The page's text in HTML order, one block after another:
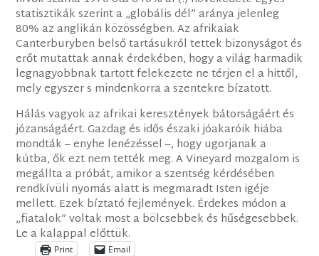
statisztikák szerint a „globális dél” aránya jelenleg
80% az anglikán közösségben. Az afrikaiak
Canterburyben belső tartásukról tettek bizonyságot és
erőt mutattak annak érdekében, hogy a világ harmadik
legnagyobbnak tartott felekezete ne térjen el a hittől,
mely egyszer s mindenkorra a szentekre bízatott.
Hálás vagyok az afrikai keresztények bátorságáért és
józanságáért. Gazdag és idős északi jóakaróik hiába
mondták – enyhe lenézéssel –, hogy ugorjanak a
kútba, ők ezt nem tették meg. A Vineyard mozgalom is
megállta a próbát, amikor a szentség kérdésében
rendkívüli nyomás alatt is megmaradt Isten igéje
mellett. Ezek bíztató fejlemények. Érdekes módon a
„fiatalok” voltak most a bölcsebbek és hűségesebbek.
Le a kalappal előttük.
Print Email